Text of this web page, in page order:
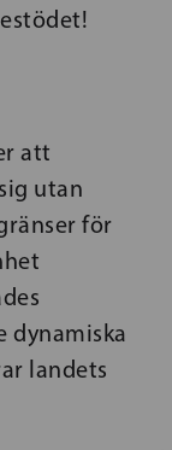
att
utan
för
dynamiska
landets